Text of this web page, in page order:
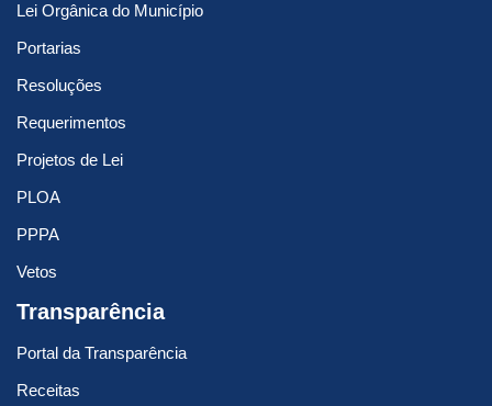
Lei Orgânica do Município
Portarias
Resoluções
Requerimentos
Projetos de Lei
PLOA
PPPA
Vetos
Transparência
Portal da Transparência
Receitas